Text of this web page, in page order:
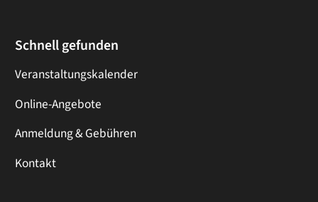
Schnell gefunden
Veranstaltungskalender
Online-Angebote
Anmeldung & Gebühren
Kontakt